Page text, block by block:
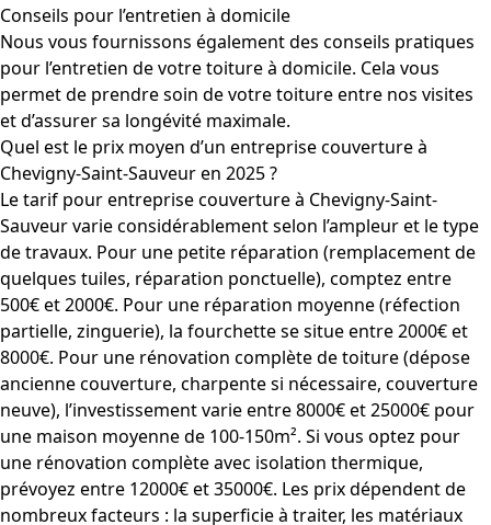
Conseils pour l’entretien à domicile
Nous vous fournissons également des conseils pratiques
pour l’entretien de votre toiture à domicile. Cela vous
permet de prendre soin de votre toiture entre nos visites
et d’assurer sa longévité maximale.
Quel est le prix moyen d’un entreprise couverture à
Chevigny-Saint-Sauveur en 2025 ?
Le tarif pour entreprise couverture à Chevigny-Saint-
Sauveur varie considérablement selon l’ampleur et le type
de travaux. Pour une petite réparation (remplacement de
quelques tuiles, réparation ponctuelle), comptez entre
500€ et 2000€. Pour une réparation moyenne (réfection
partielle, zinguerie), la fourchette se situe entre 2000€ et
8000€. Pour une rénovation complète de toiture (dépose
ancienne couverture, charpente si nécessaire, couverture
neuve), l’investissement varie entre 8000€ et 25000€ pour
une maison moyenne de 100-150m². Si vous optez pour
une rénovation complète avec isolation thermique,
prévoyez entre 12000€ et 35000€. Les prix dépendent de
nombreux facteurs : la superficie à traiter, les matériaux